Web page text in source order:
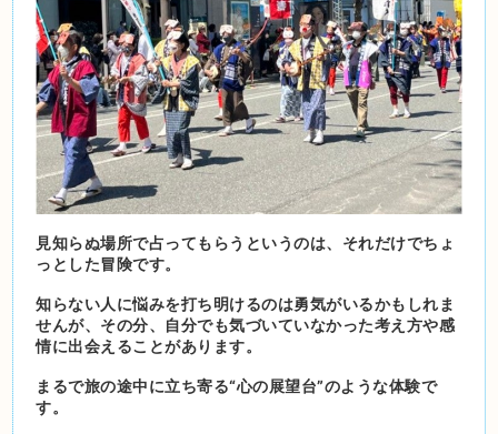
見知らぬ場所で占ってもらうというのは、それだけでちょ
っとした冒険です。
知らない人に悩みを打ち明けるのは勇気がいるかもしれま
せんが、その分、自分でも気づいていなかった考え方や感
情に出会えることがあります。
まるで旅の途中に立ち寄る“心の展望台”のような体験で
す。